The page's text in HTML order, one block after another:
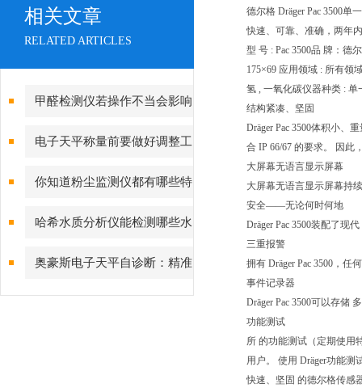
相关文章
RELATED ARTICLES
甲醛检测仪若操作不当会影响
检测结果
电子天平称量前要做好调整工
你知道粉尘监测仪都有哪些特
点吗？
哈希水质分析仪能检测哪些水
质参数？
奥豪斯电子天平自诊断：精准
测量背后的故障预警守护
德尔格 Dräger Pac 3500单
快速、可靠、准确，两年
型 号 : Pac 3500品 牌：德
175×69 应用领域 : 所有领
氢 , 一氧化碳仪器种类 :
结构紧凑、坚固
Dräger Pac 3500体积小、
合 IP 66/67 的要求。 因此
大屏幕无语言显示屏幕
大屏幕无语言显示屏幕持
安全——无论何时何地
Dräger Pac 3500装配了现
三重报警
拥有 Dräger Pac 3500，
事件记录器
Dräger Pac 3500可以存储
功能测试
所 的功能测试（定期使用
用户。 使用 Dräger功能
快速、坚固 的德尔格传感